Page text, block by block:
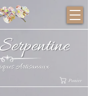
Panier